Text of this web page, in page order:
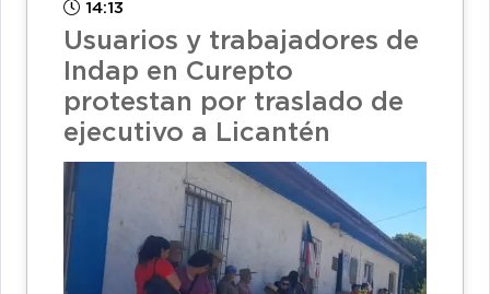
14:13
Usuarios y trabajadores de
Indap en Curepto
protestan por traslado de
ejecutivo a Licantén